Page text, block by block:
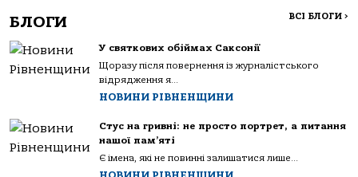
БЛОГИ ВСІ БЛОГИ >
У святкових обіймах Саксонії
Щоразу після повернення із журналістського
відрядження я...
НОВИНИ РІВНЕНЩИНИ
Стус на гривні: не просто портрет, а питання
нашої пам’яті
Є імена, які не повинні залишатися лише...
НОВИНИ РІВНЕНЩИНИ